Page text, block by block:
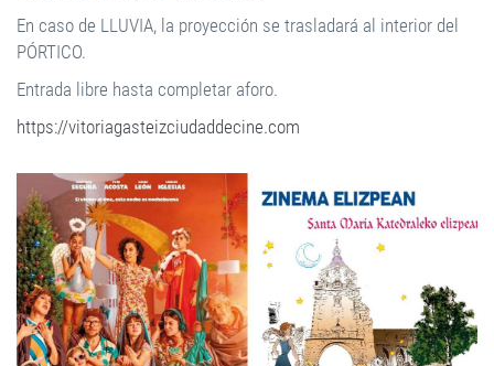
En caso de LLUVIA, la proyección se trasladará al interior del
PÓRTICO.
Entrada libre hasta completar aforo.
https://vitoriagasteizciudaddecine.com